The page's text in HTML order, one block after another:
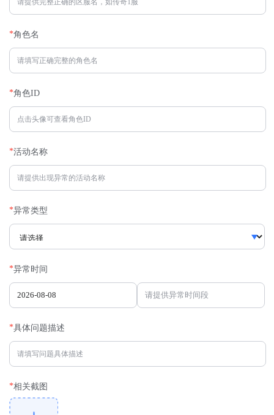
*角色名
*角色ID
*活动名称
*异常类型
*异常时间
*具体问题描述
*相关截图